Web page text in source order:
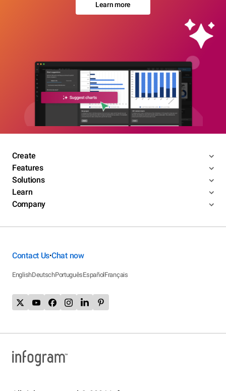
Learn more
Create
Features
Solutions
Learn
Company
Contact Us•Chat now
EnglishDeutschPortuguêsEspañolFrançais